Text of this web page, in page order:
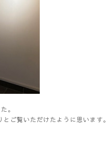
。
ご覧いただけたように思います。